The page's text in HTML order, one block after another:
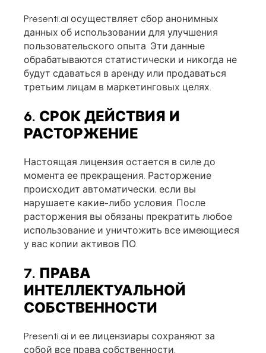
Presenti.ai осуществляет сбор анонимных
данных об использовании для улучшения
пользовательского опыта. Эти данные
обрабатываются статистически и никогда не
будут сдаваться в аренду или продаваться
третьим лицам в маркетинговых целях.
6. СРОК ДЕЙСТВИЯ И
РАСТОРЖЕНИЕ
Настоящая лицензия остается в силе до
момента ее прекращения. Расторжение
происходит автоматически, если вы
нарушаете какие-либо условия. После
расторжения вы обязаны прекратить любое
использование и уничтожить все имеющиеся
у вас копии активов ПО.
7. ПРАВА
ИНТЕЛЛЕКТУАЛЬНОЙ
СОБСТВЕННОСТИ
Presenti.ai и ее лицензиары сохраняют за
собой все права собственности,